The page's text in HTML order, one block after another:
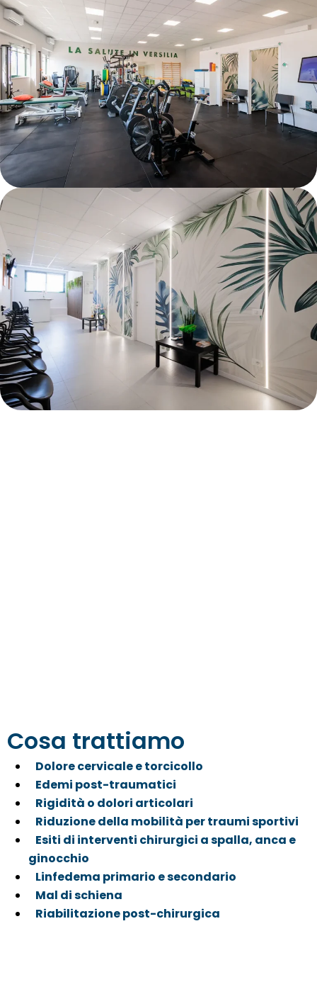
Cosa trattiamo
Dolore cervicale e torcicollo
Edemi post-traumatici
Rigidità o dolori articolari
Riduzione della mobilità per traumi sportivi
Esiti di interventi chirurgici a spalla, anca e
ginocchio
Linfedema primario e secondario
Mal di schiena
Riabilitazione post-chirurgica